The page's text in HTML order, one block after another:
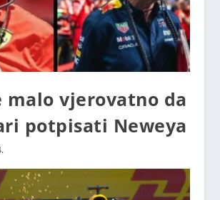
malo vjerovatno da
potpisati Neweya